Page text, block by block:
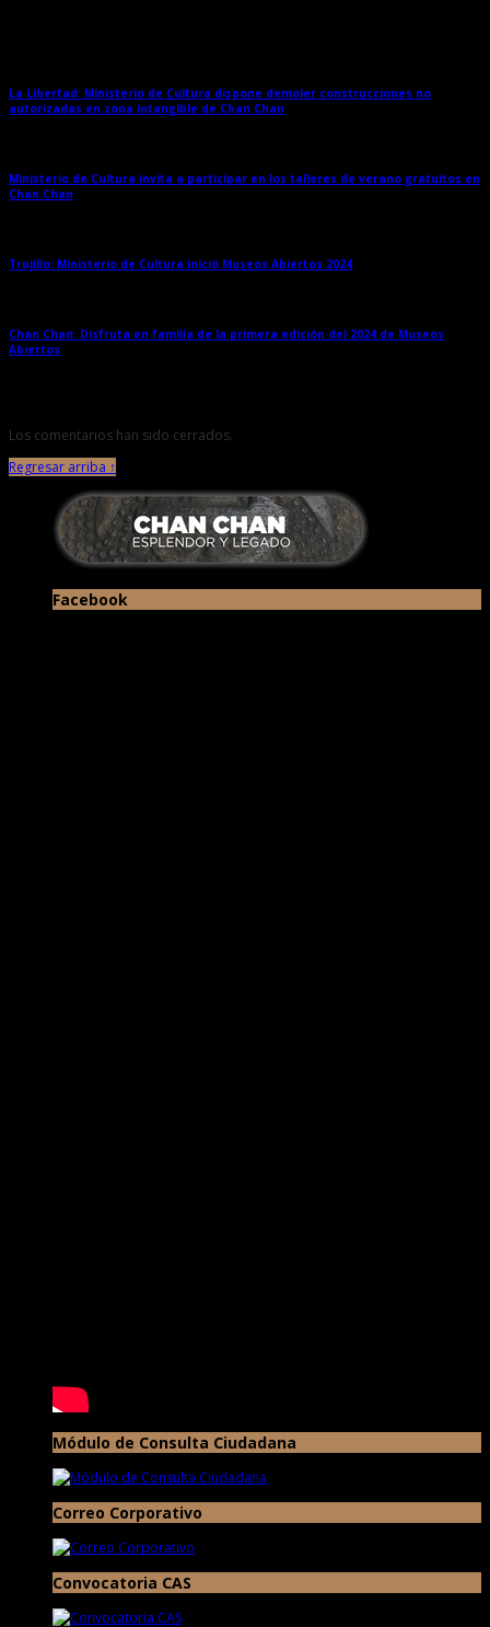
La Libertad: Ministerio de Cultura dispone demoler construcciones no
autorizadas en zona intangible de Chan Chan
Ministerio de Cultura invita a participar en los talleres de verano gratuitos en
Chan Chan
Trujillo: Ministerio de Cultura inició Museos Abiertos 2024
Chan Chan: Disfruta en familia de la primera edición del 2024 de Museos
Abiertos
Los comentarios han sido cerrados.
Regresar arriba ↑
Facebook
Módulo de Consulta Ciudadana
Correo Corporativo
Convocatoria CAS